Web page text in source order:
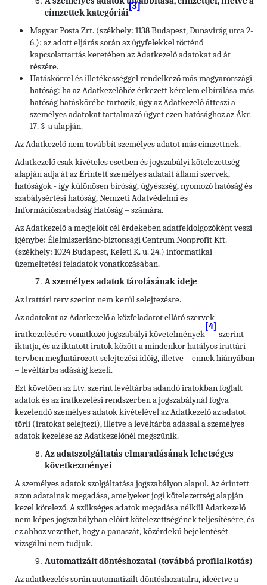
címzettek kategóriái
[3]
Magyar Posta Zrt. (székhely: 1138 Budapest, Dunavirág utca 2-
6.): az adott eljárás során az ügyfelekkel történő
kapcsolattartás keretében az Adatkezelő adatokat ad át
részére.
Hatáskörrel és illetékességgel rendelkező más magyarországi
hatóság: ha az Adatkezelőhöz érkezett kérelem elbírálása más
hatóság hatáskörébe tartozik, úgy az Adatkezelő átteszi a
személyes adatokat tartalmazó ügyet ezen hatósághoz az Ákr.
17. §-a alapján.
Az Adatkezelő nem továbbít személyes adatot más címzettnek.
Adatkezelő csak kivételes esetben és jogszabályi kötelezettség
alapján adja át az Érintett személyes adatait állami szervek,
hatóságok - így különösen bíróság, ügyészség, nyomozó hatóság és
szabálysértési hatóság, Nemzeti Adatvédelmi és
Információszabadság Hatóság – számára.
Az Adatkezelő a megjelölt cél érdekében adatfeldolgozóként veszi
igénybe: Élelmiszerlánc-biztonsági Centrum Nonprofit Kft.
(székhely: 1024 Budapest, Keleti K. u. 24.) informatikai
üzemeltetési feladatok vonatkozásában.
A személyes adatok tárolásának ideje
Az irattári terv szerint nem kerül selejtezésre.
Az adatokat az Adatkezelő a közfeladatot ellátó szervek
iratkezelésére vonatkozó jogszabályi követelmények
[4]
szerint
iktatja, és az iktatott iratok között a mindenkor hatályos irattári
tervben meghatározott selejtezési időig, illetve – ennek hiányában
– levéltárba adásáig kezeli.
Ezt követően az Ltv. szerint levéltárba adandó iratokban foglalt
adatok és az iratkezelési rendszerben a jogszabálynál fogva
kezelendő személyes adatok kivételével az Adatkezelő az adatot
törli (iratokat selejtezi), illetve a levéltárba adással a személyes
adatok kezelése az Adatkezelőnél megszűnik.
Az adatszolgáltatás elmaradásának lehetséges
következményei
A személyes adatok szolgáltatása jogszabályon alapul. Az érintett
azon adatainak megadása, amelyeket jogi kötelezettség alapján
kezel kötelező. A szükséges adatok megadása nélkül Adatkezelő
nem képes jogszabályban előírt kötelezettségének teljesítésére, és
ez ahhoz vezethet, hogy a panaszát, közérdekű bejelentését
vizsgálni nem tudjuk.
Automatizált döntéshozatal (továbbá profilalkotás)
Az adatkezelés során automatizált döntéshozatalra, ideértve a